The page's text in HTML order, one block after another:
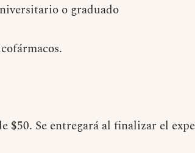
o graduado
$50. Se entregará al finalizar el